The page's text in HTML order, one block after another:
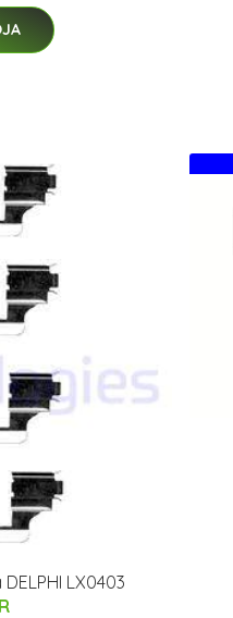
LX0403